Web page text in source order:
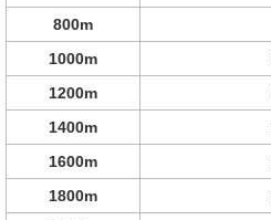
800m
1000m
1200m
1400m
1600m
1800m